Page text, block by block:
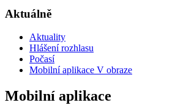
Aktuálně
Aktuality
Hlášení rozhlasu
Počasí
Mobilní aplikace V obraze
Mobilní aplikace